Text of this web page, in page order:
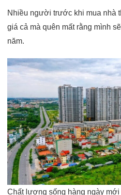
Nhiều người trước khi mua nhà
giá cả mà quên mất rằng mình
năm.
Chất lượng sống hàng ngày